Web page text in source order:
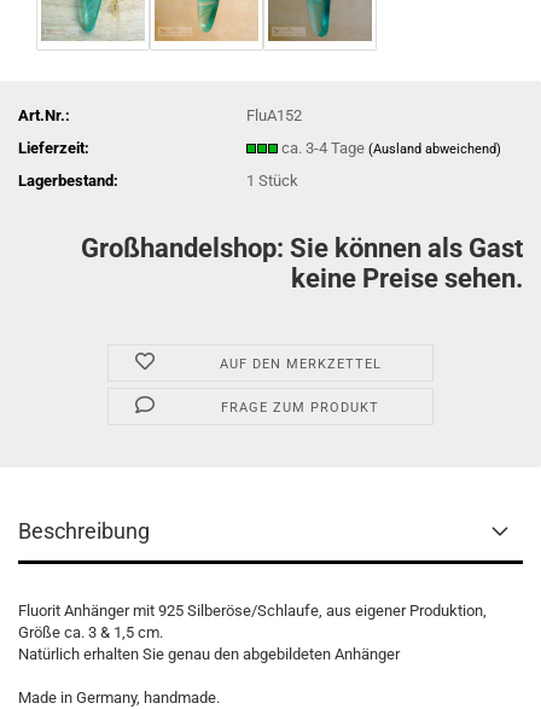
Art.Nr.:
FluA152
Lieferzeit:
ca. 3-4 Tage(Ausland abweichend)
Lagerbestand: 1Stück
Großhandelshop: Sie können als Gast
keine Preise sehen.
AUF DEN MERKZETTEL
FRAGE ZUM PRODUKT
Beschreibung
Fluorit Anhänger mit 925 Silberöse/Schlaufe, aus eigener Produktion,
Größe ca. 3 & 1,5 cm.
Natürlich erhalten Sie genau den abgebildeten Anhänger
Made in Germany, handmade.